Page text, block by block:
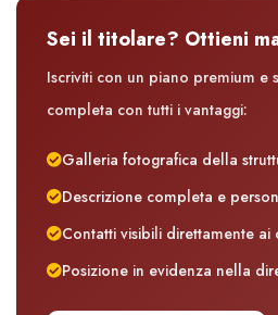
Sei il titolare? Ottieni
Iscriviti con un piano premium e
completa con tutti i vantaggi:
Galleria fotografica della
Descrizione completa e
Contatti visibili direttamente ai
Posizione in evidenza nella